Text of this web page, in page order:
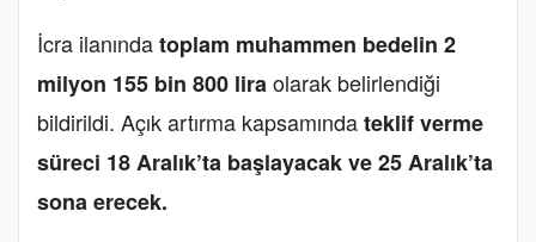
İcra ilanındatoplam muhammen bedelin 2
milyon 155 bin 800 liraolarak belirlendiği
bildirildi. Açık artırma kapsamındateklif verme
süreci 18 Aralık’ta başlayacak ve 25 Aralık’ta
sona erecek.